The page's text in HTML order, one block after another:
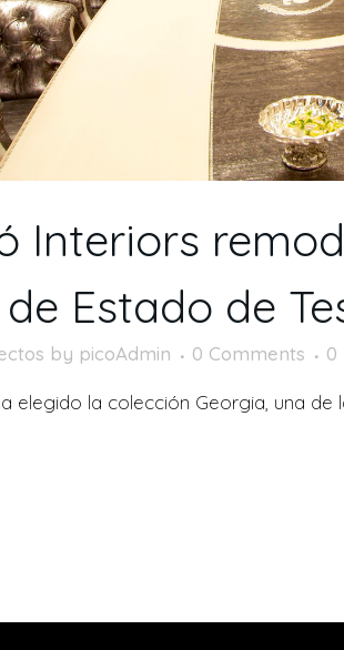
Interiors
Estado de
by picoAdmin 0 Comments 0
elegido la colección Georgia, una